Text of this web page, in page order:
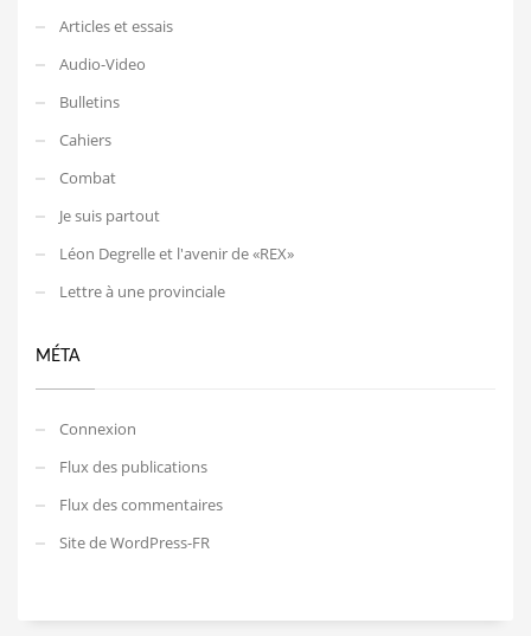
Articles et essais
Audio-Video
Bulletins
Cahiers
Combat
Je suis partout
Léon Degrelle et l'avenir de «REX»
Lettre à une provinciale
MÉTA
Connexion
Flux des publications
Flux des commentaires
Site de WordPress-FR